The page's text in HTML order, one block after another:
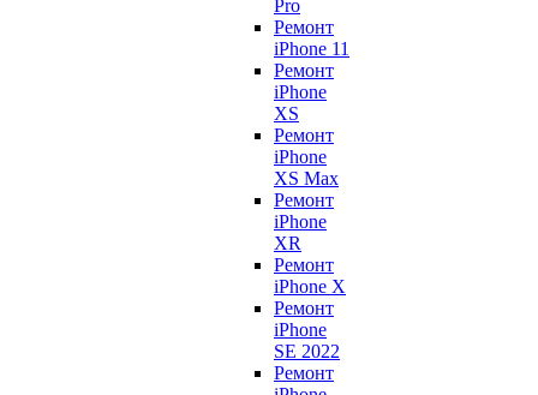
Pro
Ремонт
iPhone 11
Ремонт
iPhone
XS
Ремонт
iPhone
XS Max
Ремонт
iPhone
XR
Ремонт
iPhone X
Ремонт
iPhone
SE 2022
Ремонт